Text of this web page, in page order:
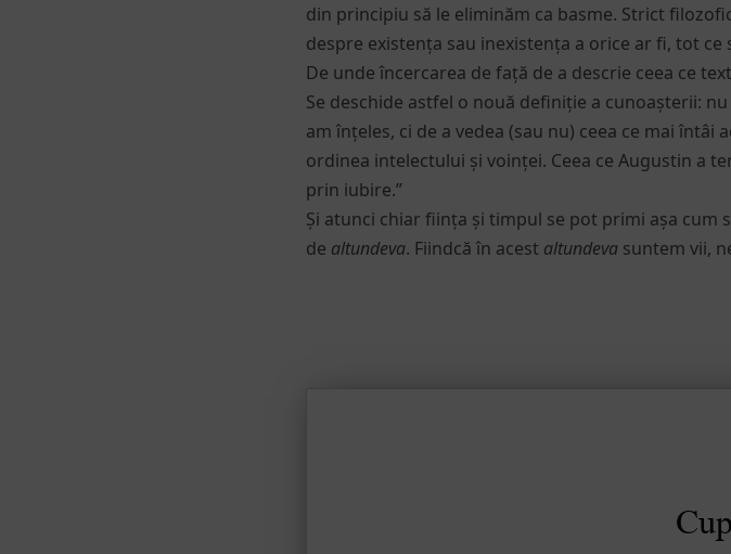
din principiu să le eliminăm ca basme. Strict
despre existența sau inexistența a orice ar fi, tot ce
De unde încercarea de față de a descrie ceea ce
Se deschide astfel o nouă definiție a cunoașterii:
am înțeles, ci de a vedea (sau nu) ceea ce mai
ordinea intelectului și voinței. Ceea ce Augustin a
prin iubire.”
Și atunci chiar ființa și timpul se pot primi așa cum
de altundeva. Fiindcă în acest altundeva suntem vii,